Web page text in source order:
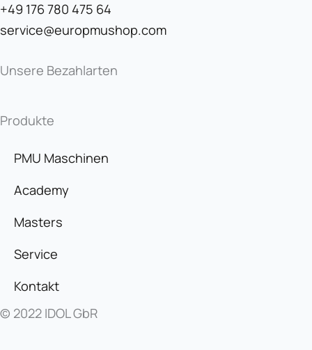
+49 176 780 475 64
service@europmushop.com
Unsere Bezahlarten
Produkte
PMU Maschinen
Academy
Masters
Service
Kontakt
© 2022 IDOL GbR